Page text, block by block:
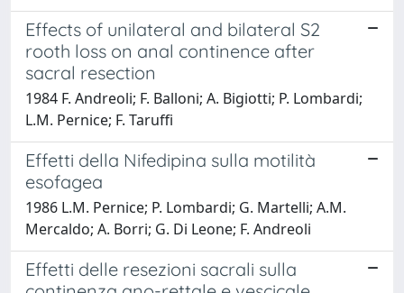
Effects of unilateral and bilateral S2
rooth loss on anal continence after
sacral resection
1984 F. Andreoli; F. Balloni; A. Bigiotti; P. Lombardi;
L.M. Pernice; F. Taruffi
Effetti della Nifedipina sulla motilità
esofagea
1986 L.M. Pernice; P. Lombardi; G. Martelli; A.M.
Mercaldo; A. Borri; G. Di Leone; F. Andreoli
Effetti delle resezioni sacrali sulla